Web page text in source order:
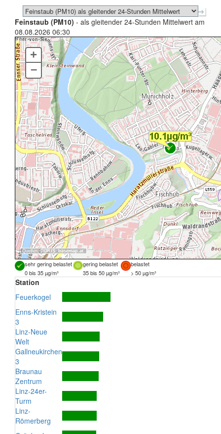
Feinstaub (PM10) - als gleitender 24-Stunden Mittelwert am
08.08.2026 06:30
Quellen:DORIS, basemap.at
+
–
sehr gering belastet gering belastet
belastet
0 bis 35 µg/m³
35 bis 50 µg/m³ > 50 µg/m³
Station
Feuerkogel
Enns-Kristein
3
Linz-Neue
Welt
Gallneukirchen
3
Braunau
Zentrum
Linz-24er-
Turm
Linz-
Römerberg